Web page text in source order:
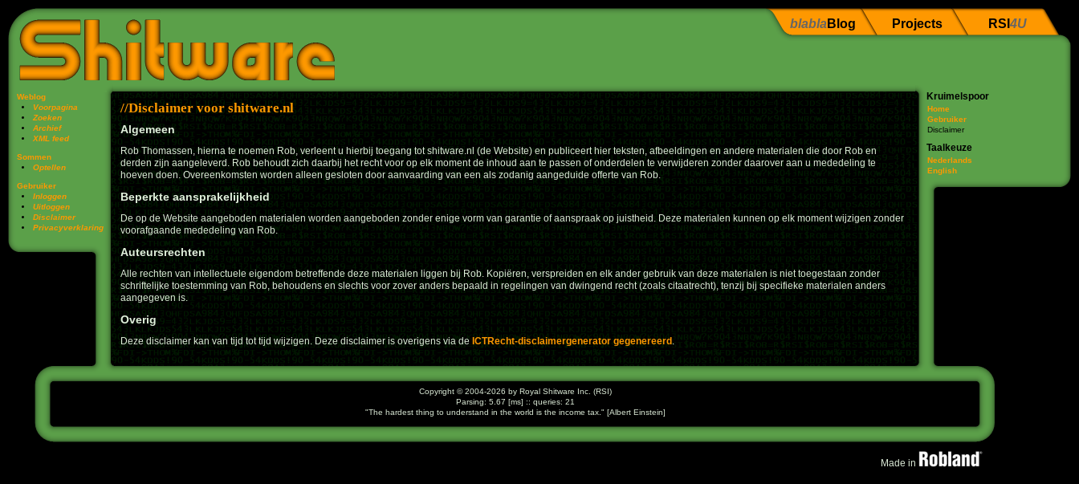
blabla Blog Projects RSI 4U
Copyright © 2004-2026 by Royal Shitware Inc. (RSI)
Parsing: 5.67 [ms] :: queries: 21
The hardest thing to understand in the world is the income tax.
[Albert Einstein]
Weblog
Voorpagina
Zoeken
Archief
XML feed
Sommen
Optellen
Gebruiker
Inloggen
Uitloggen
Disclaimer
Privacy­verklaring
Disclaimer voor shitware.nl
Algemeen
Rob Thomassen, hierna te noemen Rob, verleent u hierbij toegang tot shitware.nl (de Website) en publiceert hier teksten, afbeeldingen en andere materialen die door Rob en
derden zijn aangeleverd. Rob behoudt zich daarbij het recht voor op elk moment de inhoud aan te passen of onderdelen te verwijderen zonder daarover aan u mededeling te
hoeven doen. Overeenkomsten worden alleen gesloten door aanvaarding van een als zodanig aangeduide offerte van Rob.
Beperkte aansprakelijkheid
De op de Website aangeboden materialen worden aangeboden zonder enige vorm van garantie of aanspraak op juistheid. Deze materialen kunnen op elk moment wijzigen zonder
voorafgaande mededeling van Rob.
Auteursrechten
Alle rechten van intellectuele eigendom betreffende deze materialen liggen bij Rob. Kopiëren, verspreiden en elk ander gebruik van deze materialen is niet toegestaan zonder
schriftelijke toestemming van Rob, behoudens en slechts voor zover anders bepaald in regelingen van dwingend recht (zoals citaatrecht), tenzij bij specifieke materialen anders
aangegeven is.
Overig
Deze disclaimer kan van tijd tot tijd wijzigen. Deze disclaimer is overigens via de ICTRecht-disclaimergenerator gegenereerd.
Kruimelspoor
Home
Gebruiker
Disclaimer
Taalkeuze
Nederlands
English
Made in